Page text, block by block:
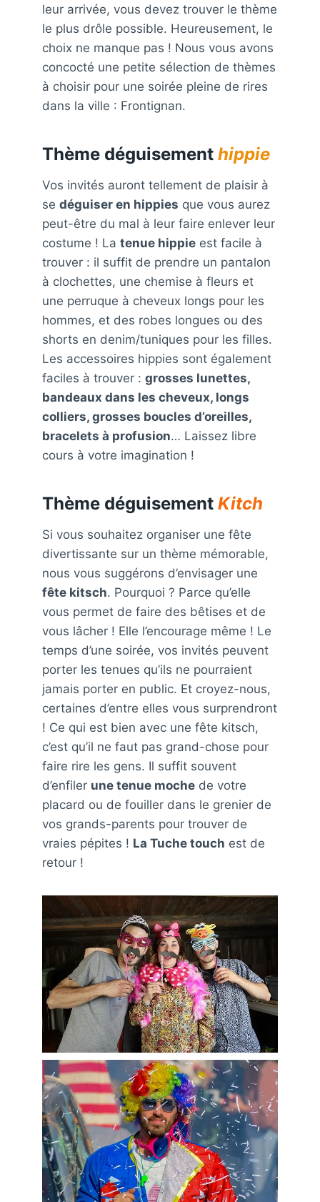
leur arrivée, vous devez trouver le thème
le plus drôle possible. Heureusement, le
choix ne manque pas ! Nous vous avons
concocté une petite sélection de thèmes
à choisir pour une soirée pleine de rires
dans la ville : Frontignan.
Thème déguisement hippie
Vos invités auront tellement de plaisir à
se déguiser en hippies que vous aurez
peut-être du mal à leur faire enlever leur
costume ! La tenue hippie est facile à
trouver : il suffit de prendre un pantalon
à clochettes, une chemise à fleurs et
une perruque à cheveux longs pour les
hommes, et des robes longues ou des
shorts en denim/tuniques pour les filles.
Les accessoires hippies sont également
faciles à trouver : grosses lunettes,
bandeaux dans les cheveux, longs
colliers, grosses boucles d’oreilles,
bracelets à profusion… Laissez libre
cours à votre imagination !
Thème déguisement Kitch
Si vous souhaitez organiser une fête
divertissante sur un thème mémorable,
nous vous suggérons d’envisager une
fête kitsch. Pourquoi ? Parce qu’elle
vous permet de faire des bêtises et de
vous lâcher ! Elle l’encourage même ! Le
temps d’une soirée, vos invités peuvent
porter les tenues qu’ils ne pourraient
jamais porter en public. Et croyez-nous,
certaines d’entre elles vous surprendront
! Ce qui est bien avec une fête kitsch,
c’est qu’il ne faut pas grand-chose pour
faire rire les gens. Il suffit souvent
d’enfiler une tenue moche de votre
placard ou de fouiller dans le grenier de
vos grands-parents pour trouver de
vraies pépites ! La Tuche touch est de
retour !